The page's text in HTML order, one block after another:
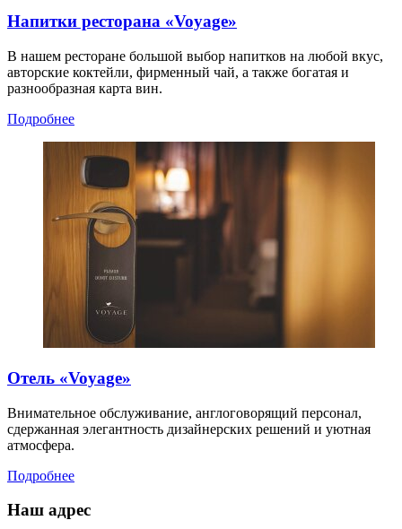
Напитки ресторана «Voyage»
В нашем ресторане большой выбор напитков на любой вкус,
авторские коктейли, фирменный чай, а также богатая и
разнообразная карта вин.
Подробнее
Отель «Voyage»
Внимательное обслуживание, англоговорящий персонал,
сдержанная элегантность дизайнерских решений и уютная
атмосфера.
Подробнее
Наш адрес